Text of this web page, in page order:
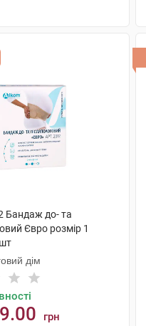
Бандаж до- та
Євро розмір 1
дім
грн